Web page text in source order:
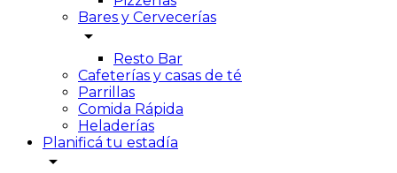
Bares y Cervecerías
arrow_drop_down
Resto Bar
Cafeterías y casas de té
Parrillas
Comida Rápida
Heladerías
Planificá tu estadía
arrow_drop_down